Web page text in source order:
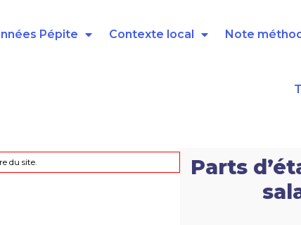
Pépite Contexte local Note
du site.
Parts